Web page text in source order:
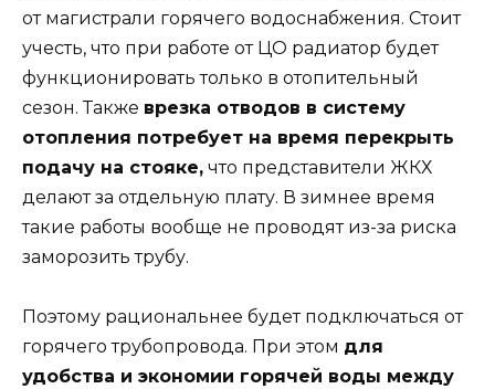
от магистрали горячего водоснабжения. Стоит
учесть, что при работе от ЦО радиатор будет
функционировать только в отопительный
сезон. Также врезка отводов в систему
отопления потребует на время перекрыть
подачу на стояке, что представители ЖКХ
делают за отдельную плату. В зимнее время
такие работы вообще не проводят из-за риска
заморозить трубу.
Поэтому рациональнее будет подключаться от
горячего трубопровода. При этом для
удобства и экономии горячей воды между